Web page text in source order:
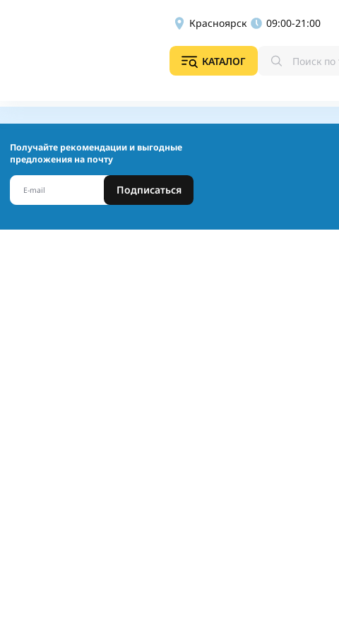
Красноярск 09:00-21:00
КАТАЛОГ
Получайте рекомендации и выгодные
предложения на почту
Подписаться